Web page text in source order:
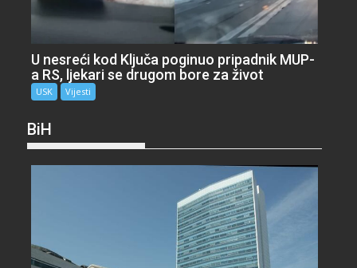
U nesreći kod Ključa poginuo pripadnik MUP-
a RS, ljekari se drugom bore za život
USK Vijesti
BiH